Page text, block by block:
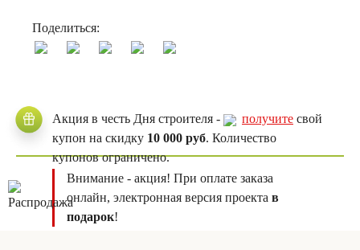
Поделиться:
Акция в честь Дня строителя - получите свой
купон на скидку 10 000 руб. Количество
купонов ограничено.
Внимание - акция! При оплате заказа
онлайн, электронная версия проекта в
подарок!